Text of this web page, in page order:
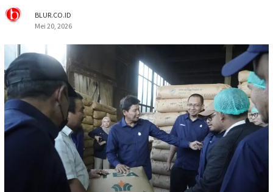
BLUR.CO.ID
Mei 20, 2026